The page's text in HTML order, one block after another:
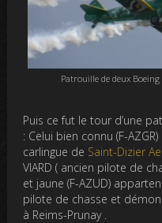
Patrouille de deux
Puis ce fut le tour d’une
: Celui bien connu (F-
carlingue de Saint-Dizier
VIARD ( ancien pilote de
et jaune (F-AZUD)
pilote de chasse et
à Reims-Prunay .